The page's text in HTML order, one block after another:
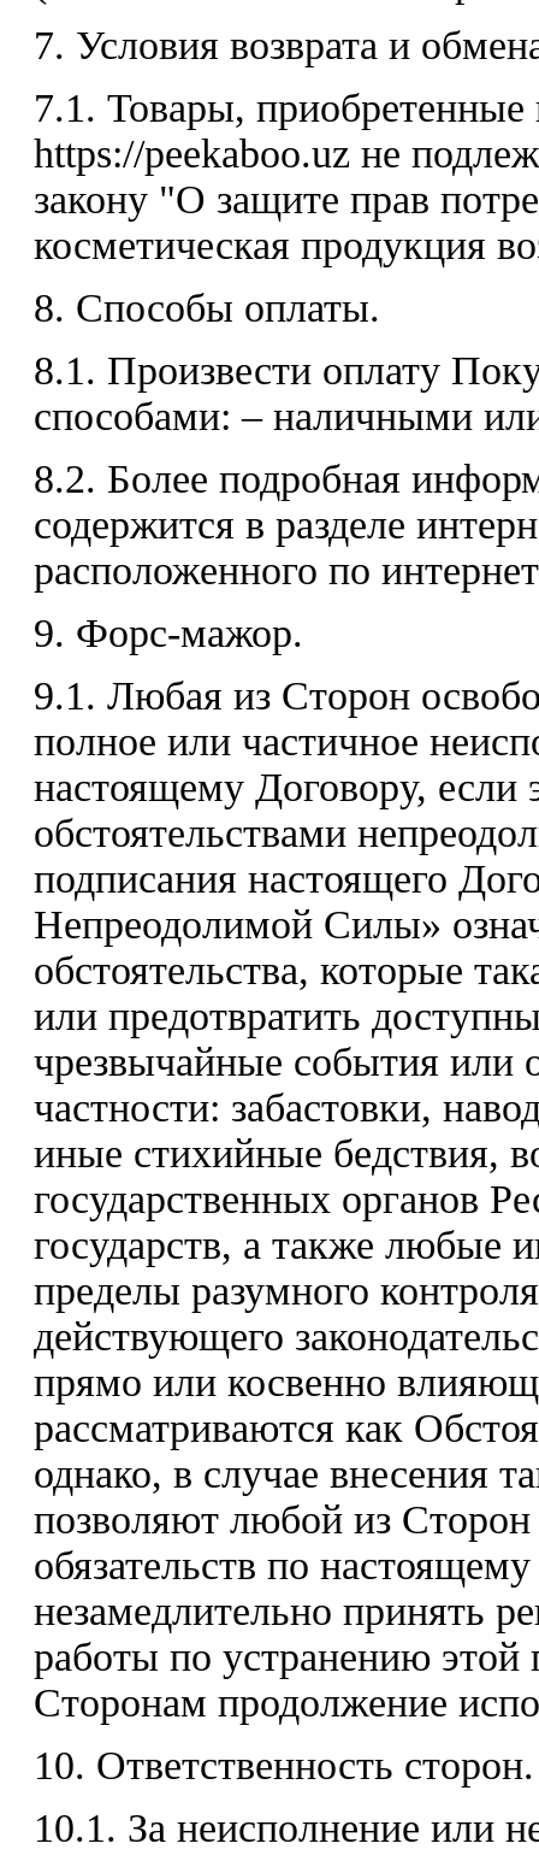
7. Условия возврата и
7.1. Товары, приобретенные
https://peekaboo.uz не
закону "О защите прав
косметическая продукция
8. Способы оплаты.
8.1. Произвести оплату
способами: – наличными
8.2. Более подробная
содержится в разделе
расположенного по
9. Форс-мажор.
9.1. Любая из Сторон
полное или частичное
настоящему Договору, если
обстоятельствами
подписания настоящего
Непреодолимой Силы»
обстоятельства, которые
или предотвратить
чрезвычайные события или
частности: забастовки,
иные стихийные бедствия,
государственных органов
государств, а также любые
пределы разумного
действующего
прямо или косвенно
рассматриваются как
однако, в случае внесения
позволяют любой из Сторон
обязательств по
незамедлительно принять
работы по устранению
Сторонам продолжение
10. Ответственность сторон.
10.1. За неисполнение или